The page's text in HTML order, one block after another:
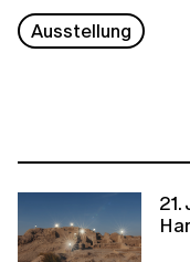
Ausstellung